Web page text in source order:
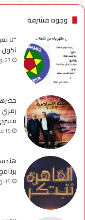
وجوه مشرفة
“لا
27 نوفمبر، 2024
16 فبراير، 2024
15 يوليو، 2017